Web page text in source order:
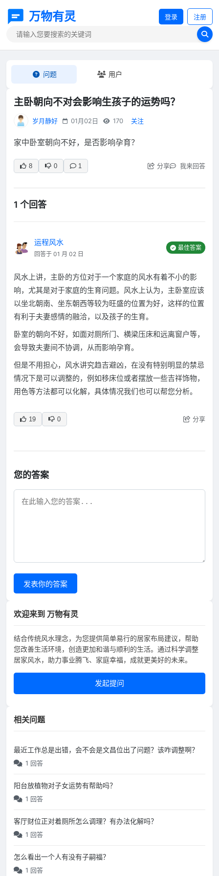
万物有灵 登录 注册
问题 用户
主卧朝向不对会影响生孩子的运势吗？
岁月静好 01月02日 170 关注
家中卧室朝向不好，是否影响孕育？
8 0 1 分享 我来回答
1 个回答
运程风水
回答于 01 月 02 日
最佳答案
风水上讲，主卧的方位对于一个家庭的风水有着不小的影
响，尤其是对于家庭的生育问题。风水上认为，主卧室应该
以坐北朝南、坐东朝西等较为旺盛的位置为好，这样的位置
有利于夫妻感情的融洽，以及孩子的生育。
卧室的朝向不好，如面对厕所门、横梁压床和远离窗户等，
会导致夫妻间不协调，从而影响孕育。
但是不用担心，风水讲究趋吉避凶，在没有特别明显的禁忌
情况下是可以调整的，例如移床位或者摆放一些吉祥饰物，
用色等方法都可以化解，具体情况我们也可以帮您分析。
19 0 分享
您的答案
发表你的答案
欢迎来到 万物有灵
结合传统风水理念，为您提供简单易行的居家布局建议，帮助
您改善生活环境，创造更加和谐与顺利的生活。通过科学调整
居家风水，助力事业腾飞、家庭幸福，成就更美好的未来。
发起提问
相关问题
最近工作总是出错，会不会是文昌位出了问题？该咋调整啊？
1 回答
阳台放植物对子女运势有帮助吗？
1 回答
客厅财位正对着厕所怎么调理？有办法化解吗？
1 回答
怎么看出一个人有没有子嗣福？
1 回答